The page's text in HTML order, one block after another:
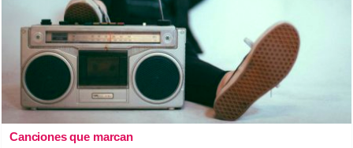
Canciones que marcan